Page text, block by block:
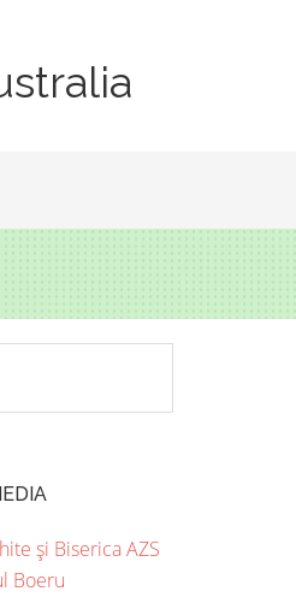
și Biserica AZS
Boeru